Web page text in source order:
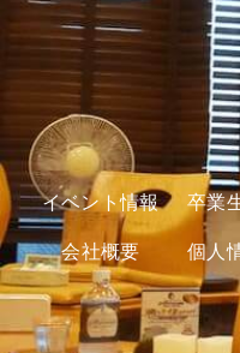
イベント情報 卒業
会社概要 個人